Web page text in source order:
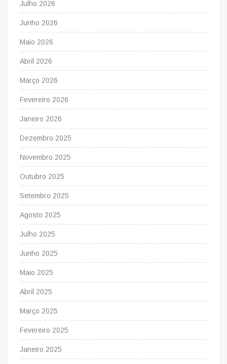
Julho 2026
Junho 2026
Maio 2026
Abril 2026
Março 2026
Fevereiro 2026
Janeiro 2026
Dezembro 2025
Novembro 2025
Outubro 2025
Setembro 2025
Agosto 2025
Julho 2025
Junho 2025
Maio 2025
Abril 2025
Março 2025
Fevereiro 2025
Janeiro 2025